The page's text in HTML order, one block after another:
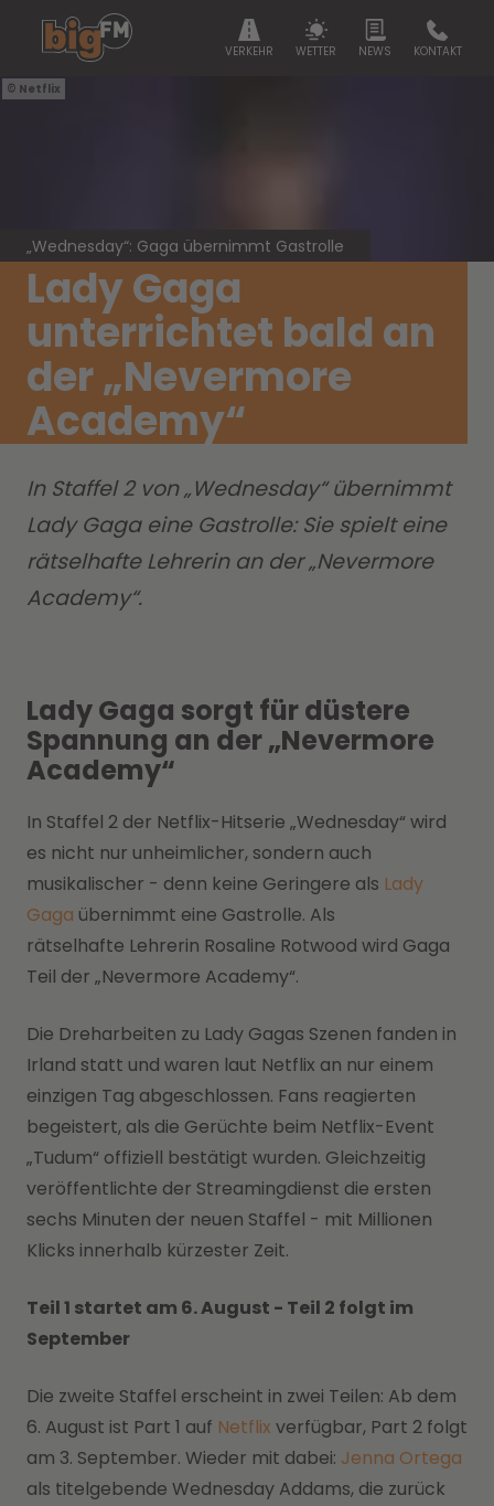
VERKEHR WETTER NEWS KONTAKT
Netflix
„Wednesday“: Gaga übernimmt Gastrolle
Lady Gaga
unterrichtet bald an
der „Nevermore
Academy“
In Staffel 2 von „Wednesday“ übernimmt
Lady Gaga eine Gastrolle: Sie spielt eine
rätselhafte Lehrerin an der „Nevermore
Academy“.
Lady Gaga sorgt für düstere
Spannung an der „Nevermore
Academy“
In Staffel 2 der Netflix-Hitserie „Wednesday“ wird
es nicht nur unheimlicher, sondern auch
musikalischer - denn keine Geringere als Lady
Gaga übernimmt eine Gastrolle. Als
rätselhafte Lehrerin Rosaline Rotwood wird Gaga
Teil der „Nevermore Academy“.
Die Dreharbeiten zu Lady Gagas Szenen fanden in
Irland statt und waren laut Netflix an nur einem
einzigen Tag abgeschlossen. Fans reagierten
begeistert, als die Gerüchte beim Netflix-Event
„Tudum“ offiziell bestätigt wurden. Gleichzeitig
veröffentlichte der Streamingdienst die ersten
sechs Minuten der neuen Staffel - mit Millionen
Klicks innerhalb kürzester Zeit.
Teil 1 startet am 6. August - Teil 2 folgt im
September
Die zweite Staffel erscheint in zwei Teilen: Ab dem
6. August ist Part 1 auf Netflix verfügbar, Part 2 folgt
am 3. September. Wieder mit dabei: Jenna Ortega
als titelgebende Wednesday Addams, die zurück